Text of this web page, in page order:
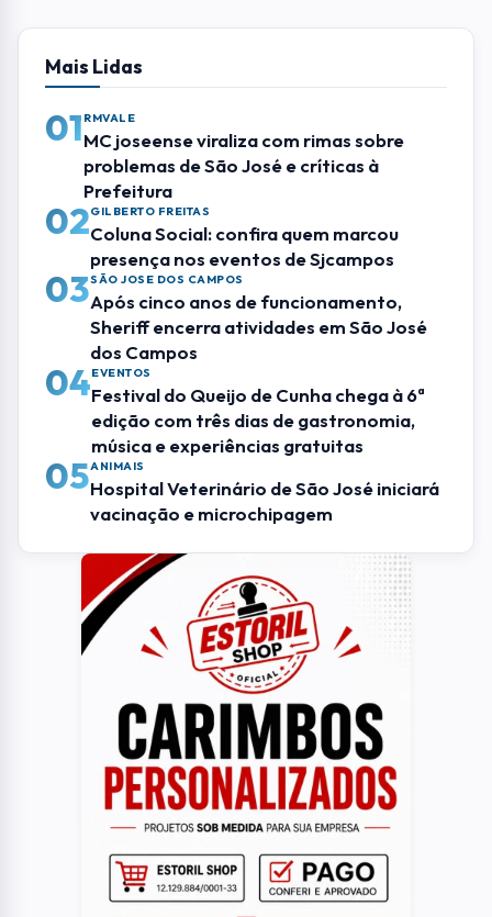
04Festival do Queijo de Cunha chega à 6ª
edição com três dias de gastronomia,
música e experiências gratuitas
05Hospital Veterinário de São José iniciará
vacinação e microchipagem